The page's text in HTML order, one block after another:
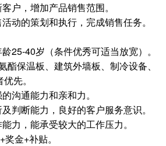
户，增加产品销售范围。
动的策划和执行，完成销售任务。
25-40岁（条件优秀可适当放宽）。
酯保温板、建筑外墙板、制冷设备、
先。
沟通能力和亲和力。
判断能力，良好的客户服务意识。
力，能承受较大的工作压力。
金+补贴。